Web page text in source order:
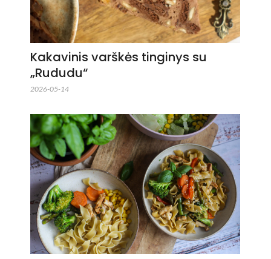
Kakavinis varškės tinginys su
„Rududu“
2026-05-14